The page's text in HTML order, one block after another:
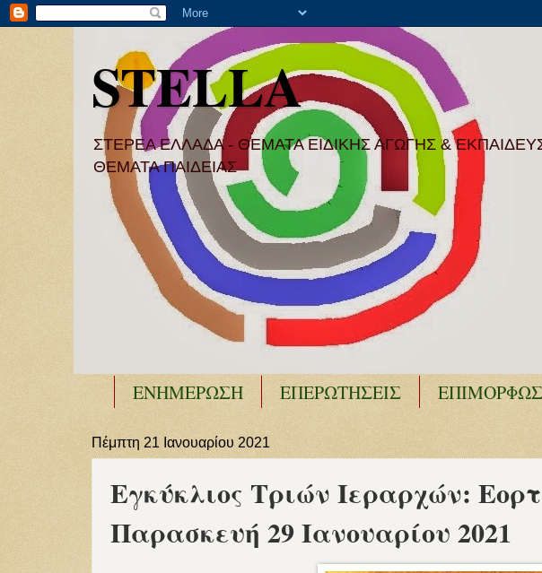
STELLA
ΣΤΕΡΕΑ ΕΛΛΑΔΑ - ΘΕΜΑΤΑ ΕΙΔΙΚΗΣ ΑΓΩΓΗΣ &
ΘΕΜΑΤΑ ΠΑΙΔΕΙΑΣ
ΕΝΗΜΕΡΩΣΗ ΕΠΕΡΩΤΗΣΕΙΣ
Πέμπτη 21 Ιανουαρίου 2021
Εγκύκλιος Τριών Ιεραρχών:
Παρασκευή 29 Ιανουαρίου 2021